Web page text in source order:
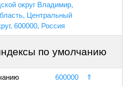
округ Владимир,
Центральный
600000, Россия
по умолчанию
600000 ⇑